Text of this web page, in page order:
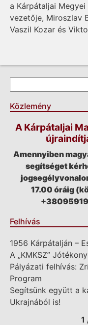
a Kárpátaljai
vezetője, Miroszlav
Vaszil Kozar és
Keresés űrlap
Keresés
Közlemény
A Kárpátaljai
Amennyiben
segítséget
17.00 óráig
Felhívás
1956 Kárpátalján –
A „KMKSZ”
Pályázati felhívás:
Program
Segítsünk együtt a
Ukrajnából is!
1